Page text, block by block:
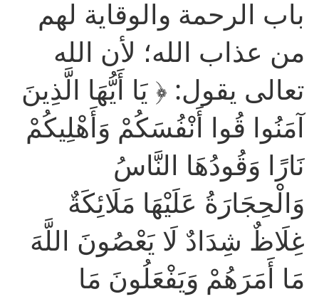
باب الرحمة والوقاية لهم
من عذاب الله؛ لأن الله
تعالى يقول: ﴿ يَا أَيُّهَا الَّذِينَ
آمَنُوا قُوا أَنْفُسَكُمْ وَأَهْلِيكُمْ
نَارًا وَقُودُهَا النَّاسُ
وَالْحِجَارَةُ عَلَيْهَا مَلَائِكَةٌ
غِلَاظٌ شِدَادٌ لَا يَعْصُونَ اللَّهَ
مَا أَمَرَهُمْ وَيَفْعَلُونَ مَا